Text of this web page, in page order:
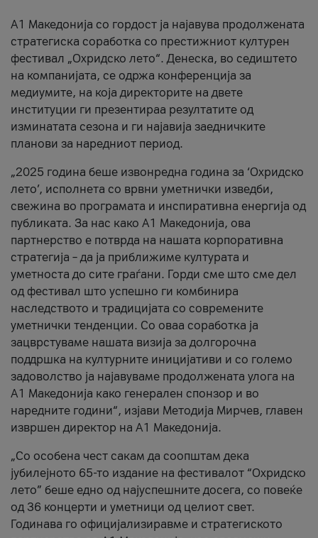
A1 Македонија со гордост ја најавува продолжената
стратегиска соработка со престижниот културен
фестивал „Охридско лето“. Денеска, во седиштето
на компанијата, се одржа конференција за
медиумите, на која директорите на двете
институции ги презентираа резултатите од
изминатата сезона и ги најавија заедничките
планови за наредниот период.
„2025 година беше извонредна година за ‘Охридско
лето’, исполнета со врвни уметнички изведби,
свежина во програмата и инспиративна енергија од
публиката. За нас како A1 Македонија, ова
партнерство е потврда на нашата корпоративна
стратегија – да ја приближиме културата и
уметноста до сите граѓани. Горди сме што сме дел
од фестивал што успешно ги комбинира
наследството и традицијата со современите
уметнички тенденции. Со оваа соработка ја
зацврстуваме нашата визија за долгорочна
поддршка на културните иницијативи и со големо
задоволство ја најавуваме продолжената улога на
A1 Македонија како генерален спонзор и во
наредните години“, изјави Методија Мирчев, главен
извршен директор на A1 Македонија.
„Со особена чест сакам да соопштам дека
јубилејното 65-то издание на фестивалот “Охридско
лето” беше едно од најуспешните досега, со повеќе
од 36 концерти и уметници од целиот свет.
Годинава го официјализиравме и стратегиското